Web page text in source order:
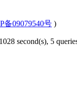
备09079540号 )
second(s), 5